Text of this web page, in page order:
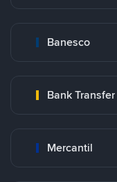
Banesco
Bank Transfer
Mercantil